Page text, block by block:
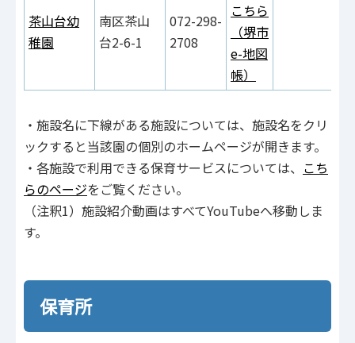
茶山台幼
稚園
南区茶山
台2-6-1
072-298-
2708
こちら
（堺市
e-地図
帳）
・施設名に下線がある施設については、施設名をクリ
ックすると当該園の個別のホームページが開きます。
・各施設で利用できる保育サービスについては、 こち
らのページをご覧ください。
（注釈1）施設紹介動画はすべてYouTubeへ移動しま
す。
保育所